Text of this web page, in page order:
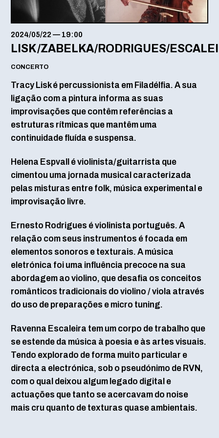
2024/05/22 — 19:00
LISK/ZABELKA/RODRIGUES/
CONCERTO
Tracy Lisk é percussionista em Filadélfia. A sua
ligação com a pintura informa as suas
improvisações que contêm referências a
estruturas rítmicas que mantêm uma
continuidade fluída e suspensa.
Helena Espvall é violinista/guitarrista que
cimentou uma jornada musical caracterizada
pelas misturas entre folk, música experimental e
improvisação livre.
Ernesto Rodrigues é violinista português. A
relação com seus instrumentos é focada em
elementos sonoros e texturais. A música
eletrónica foi uma influência precoce na sua
abordagem ao violino, que desafia os conceitos
românticos tradicionais do violino / viola através
do uso de preparações e micro tuning.
Ravenna Escaleira tem um corpo de trabalho que
se estende da música à poesia e às artes visuais.
Tendo explorado de forma muito particular e
directa a electrónica, sob o pseudónimo de RVN,
com o qual deixou algum legado digital e
actuações que tanto se acercavam do noise
mais cru quanto de texturas quase ambientais.